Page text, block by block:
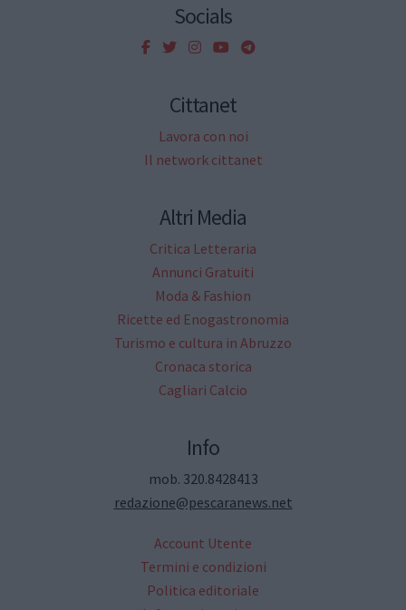
Socials
Cittanet
Lavora con noi
Il network cittanet
Altri Media
Critica Letteraria
Annunci Gratuiti
Moda & Fashion
Ricette ed Enogastronomia
Turismo e cultura in Abruzzo
Cronaca storica
Cagliari Calcio
Info
mob. 320.8428413
redazione@pescaranews.net
Account Utente
Termini e condizioni
Politica editoriale